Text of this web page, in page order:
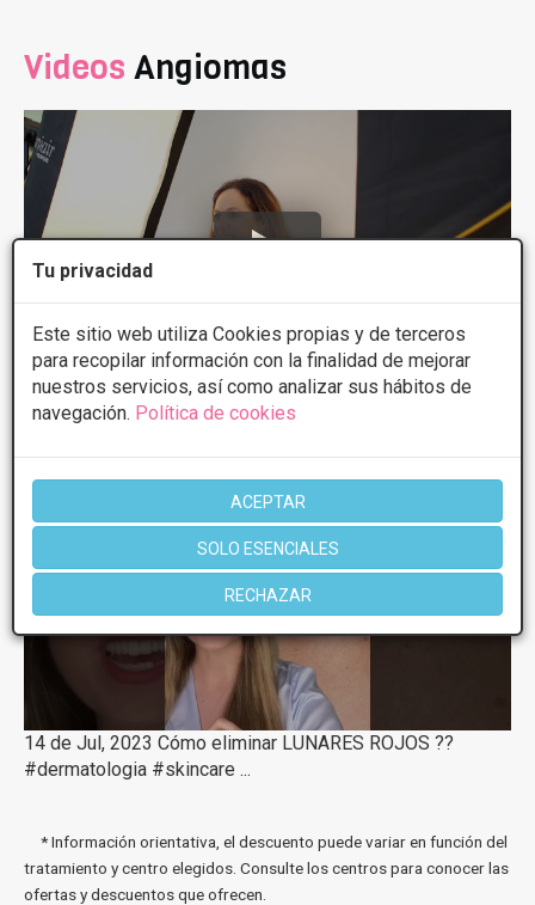
Tu privacidad
Este sitio web utiliza Cookies propias y de terceros
para recopilar información con la finalidad de mejorar
nuestros servicios, así como analizar sus hábitos de
navegación. Política de cookies
ACEPTAR
SOLO ESENCIALES
RECHAZAR
Videos Angiomas
17 de Ago, 2023 CLINICA EVA BERROETA. ESTETICA
DENTAL: Como es una ...
14 de Jul, 2023 Cómo eliminar LUNARES ROJOS ??
#dermatologia #skincare ...
* Información orientativa, el descuento puede variar en función del
tratamiento y centro elegidos. Consulte los centros para conocer las
ofertas y descuentos que ofrecen.